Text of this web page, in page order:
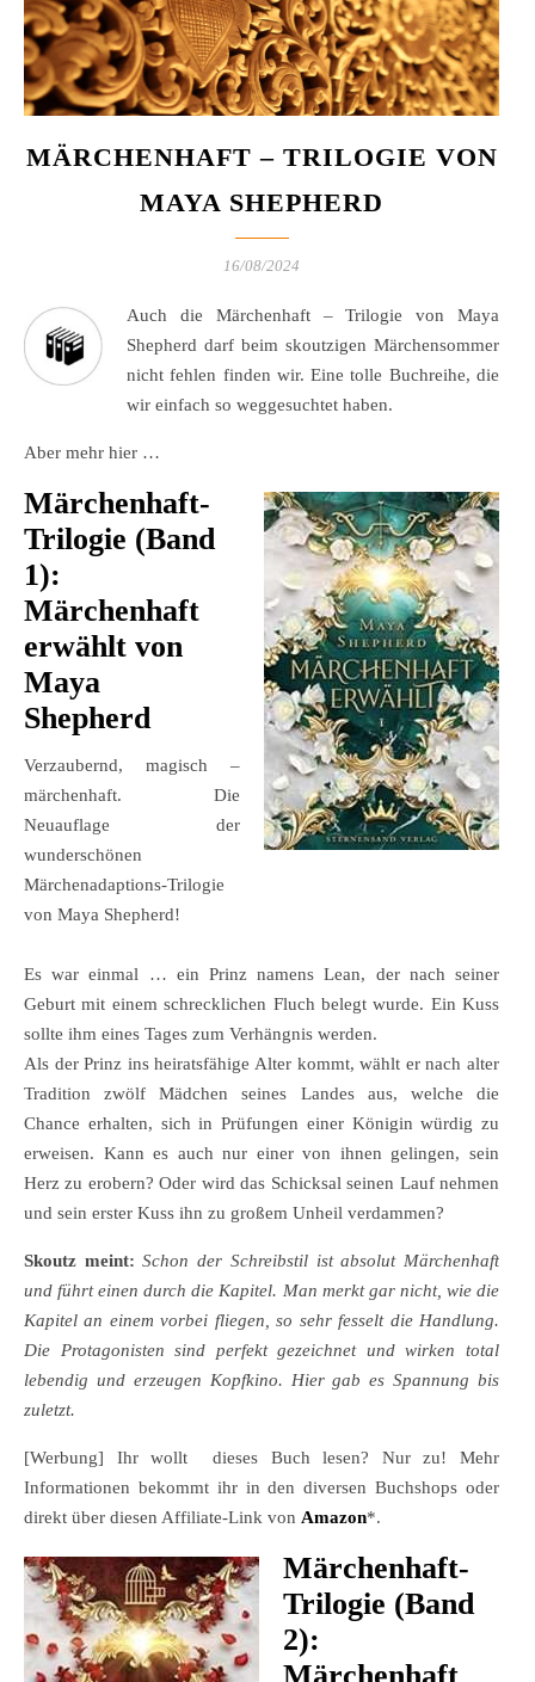
MÄRCHENHAFT – TRILOGIE VON
MAYA SHEPHERD
16/08/2024
Auch die Märchenhaft – Trilogie von Maya
Shepherd darf beim skoutzigen Märchensommer
nicht fehlen finden wir. Eine tolle Buchreihe, die
wir einfach so weggesuchtet haben.
Aber mehr hier …
Märchenhaft-
Trilogie (Band
1):
Märchenhaft
erwählt von
Maya
Shepherd
Verzaubernd, magisch –
märchenhaft. Die
Neuauflage der
wunderschönen
Märchenadaptions-Trilogie
von Maya Shepherd!
Es war einmal … ein Prinz namens Lean, der nach seiner
Geburt mit einem schrecklichen Fluch belegt wurde. Ein Kuss
sollte ihm eines Tages zum Verhängnis werden.
Als der Prinz ins heiratsfähige Alter kommt, wählt er nach alter
Tradition zwölf Mädchen seines Landes aus, welche die
Chance erhalten, sich in Prüfungen einer Königin würdig zu
erweisen. Kann es auch nur einer von ihnen gelingen, sein
Herz zu erobern? Oder wird das Schicksal seinen Lauf nehmen
und sein erster Kuss ihn zu großem Unheil verdammen?
Skoutz meint:Schon der Schreibstil ist absolut Märchenhaft
und führt einen durch die Kapitel. Man merkt gar nicht, wie die
Kapitel an einem vorbei fliegen, so sehr fesselt die Handlung.
Die Protagonisten sind perfekt gezeichnet und wirken total
lebendig und erzeugen Kopfkino. Hier gab es Spannung bis
zuletzt.
[Werbung] Ihr wollt dieses Buch lesen? Nur zu! Mehr
Informationen bekommt ihr in den diversen Buchshops oder
direkt über diesen Affiliate-Link von Amazon*.
Märchenhaft-
Trilogie (Band
2):